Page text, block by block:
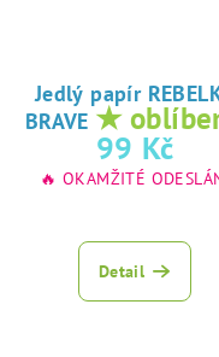
Jedlý papír
BRAVE ★
tisk na jedlý
papír
99 Kč
🔥 OKAMŽITÉ
Detail